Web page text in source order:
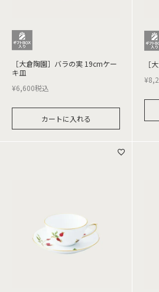
［大倉陶園］バラの実 19cmケー
キ皿
¥6,600税込
カートに入れる
［
¥